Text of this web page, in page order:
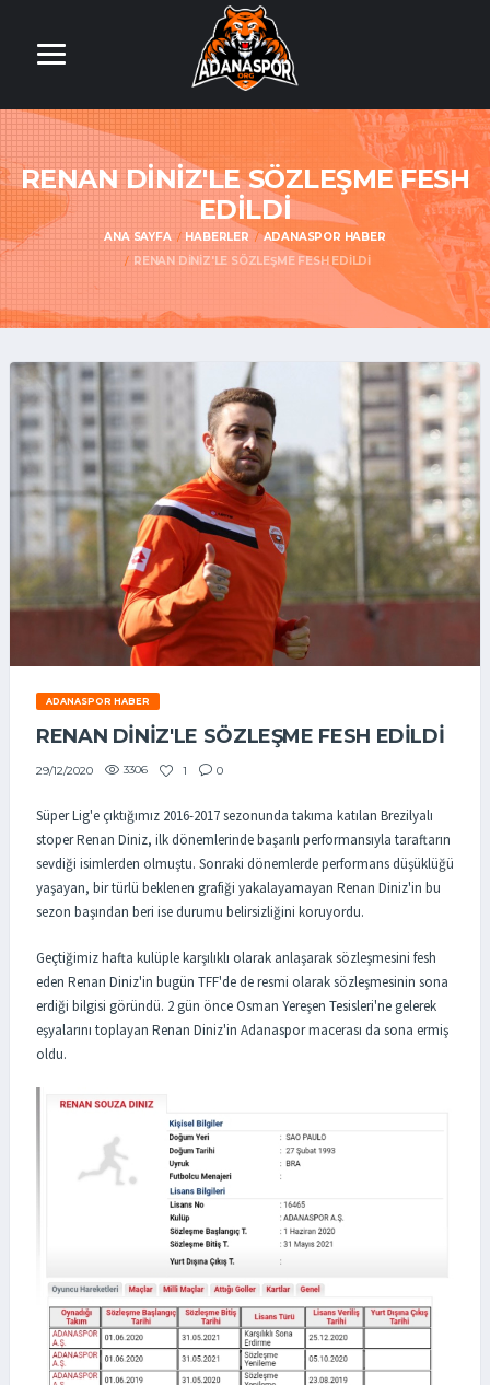
RENAN DINIZ'LE SÖZLEŞME FESH
EDILDI
ANA SAYFA HABERLER
ADANASPOR HABER
RENAN DINIZ'LE SÖZLEŞME FESH EDILDI
ADANASPOR HABER
RENAN DINIZ'LE SÖZLEŞME FESH EDILDI
29/12/2020 3306 1 0
Süper Lig'e çıktığımız 2016-2017 sezonunda takıma katılan Brezilyalı
stoper Renan Diniz, ilk dönemlerinde başarılı performansıyla taraftarın
sevdiği isimlerden olmuştu. Sonraki dönemlerde performans düşüklüğü
yaşayan, bir türlü beklenen grafiği yakalayamayan Renan Diniz'in bu
sezon başından beri ise durumu belirsizliğini koruyordu.
Geçtiğimiz hafta kulüple karşılıklı olarak anlaşarak sözleşmesini fesh
eden Renan Diniz'in bugün TFF'de de resmi olarak sözleşmesinin sona
erdiği bilgisi göründü. 2 gün önce Osman Yereşen Tesisleri'ne gelerek
eşyalarını toplayan Renan Diniz'in Adanaspor macerası da sona ermiş
oldu.